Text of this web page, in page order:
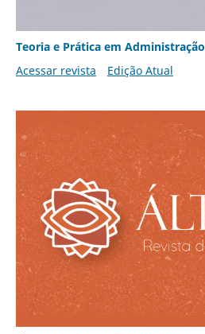
Teoria e Prática em Administração
Acessar revista
Edição Atual